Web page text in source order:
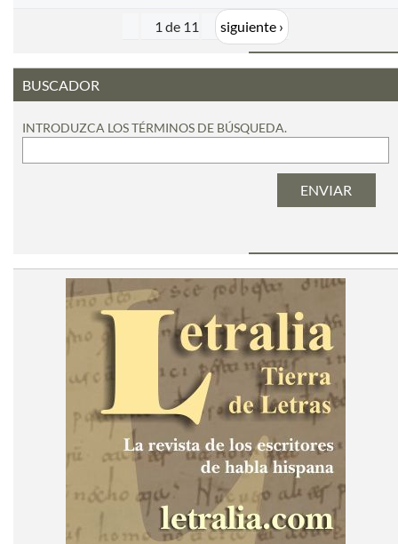
1 de 11 siguiente ›
BUSCADOR
INTRODUZCA LOS TÉRMINOS DE BÚSQUEDA.